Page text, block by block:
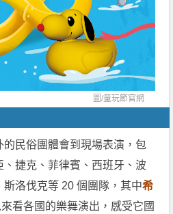
圖/童玩節官網
民俗團體會到現場表演，包
捷克、菲律賓、西班牙、波
洛伐克等 20 個團隊，其中希
看各國的樂舞演出，感受它國